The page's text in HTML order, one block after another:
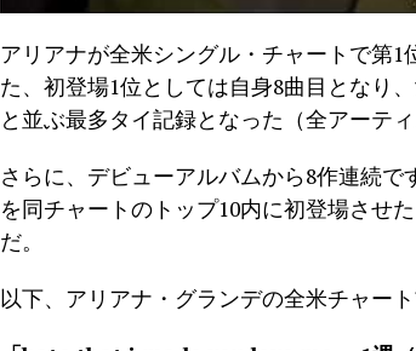
アリアナが全米シングル・チャートで第
た、初登場1位としては自身8曲目となり
と並ぶ最多タイ記録となった（全アーテ
さらに、デビューアルバムから8作連続
を同チャートのトップ10内に初登場させ
だ。
以下、アリアナ・グランデの全米チャー